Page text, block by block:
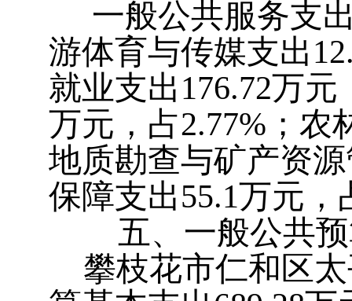
一般公共服务支出
游体育与传媒支出
就业支出176.72万元
万元，占2.77%；农
地质勘查与矿产资
保障支出55.1万元，
五、一般公共预
攀枝花市仁和区